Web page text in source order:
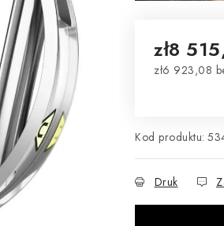
zł8
zł6 923,08
Kod produktu:
Druk